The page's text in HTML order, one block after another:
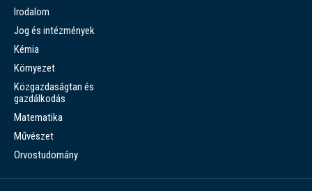
Irodalom
Jog és intézmények
Kémia
Környezet
Közgazdaságtan és
gazdálkodás
Matematika
Művészet
Orvostudomány